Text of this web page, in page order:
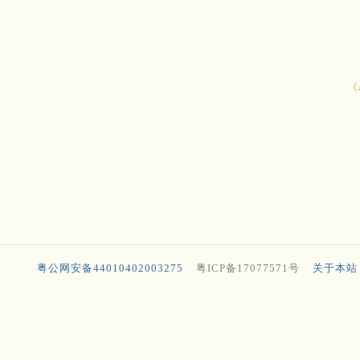
粤公网安备44010402003275 粤ICP备17077571号 关于本站